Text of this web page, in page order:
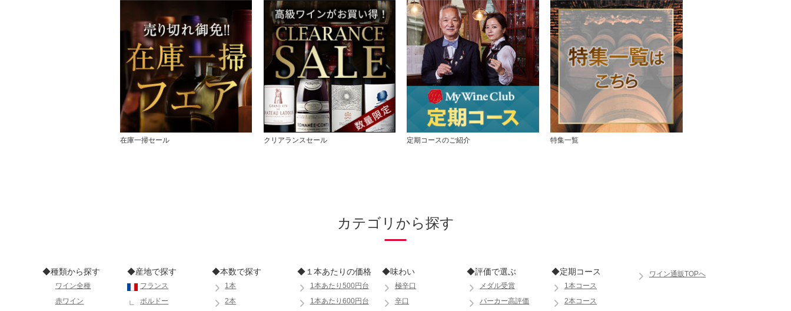
在庫一掃セール クリアランスセール 定期コースのご紹介 特集一覧
カテゴリから探す
◆種類から探す
ワイン全種
赤ワイン
◆産地で探す
フランス
ボルドー
◆本数で探す
1本
2本
◆１本あたりの価格
1本あたり500円台
1本あたり600円台
◆味わい
極辛口
辛口
◆評価で選ぶ
メダル受賞
パーカー高評価
◆定期コース
1本コース
2本コース
ワイン通販TOPへ